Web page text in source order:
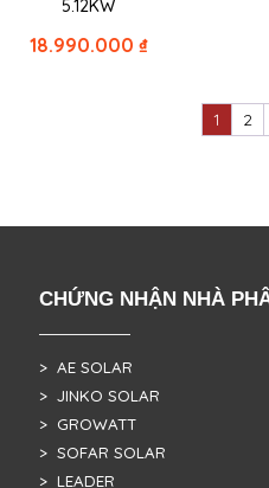
5.12KW
18.990.000 ₫
1 2
CHỨNG NHẬN NHÀ
> AE SOLAR
> JINKO SOLAR
> GROWATT
> SOFAR SOLAR
> LEADER